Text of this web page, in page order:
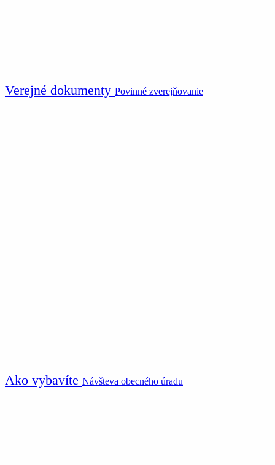
Verejné dokumenty Povinné zverejňovanie
Ako vybavíte Návšteva obecného úradu